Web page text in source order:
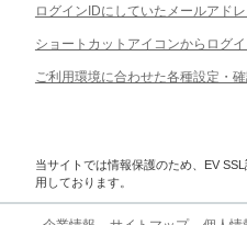
ログインIDにしていたメールアド
ショートカットアイコンからログ
ご利用環境に合わせた各種設定・
当サイトでは情報保護のため、EV
用しております。